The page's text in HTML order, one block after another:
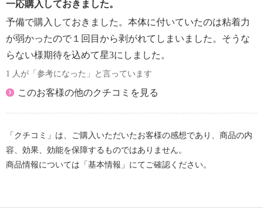
一応購入しておきました。
予備で購入しておきました。本体に付いていたのは粘着力
が弱かったので１回目から剥がれてしまいました。そうな
らない様期待を込めて星3にしました。
1 人が「参考になった」と言っています
このお客様の他のクチコミを見る
「クチコミ」は、ご購入いただいたお客様の感想であり、商品の内
容、効果、効能を保障するものではありません。
商品情報については「基本情報」にてご確認ください。